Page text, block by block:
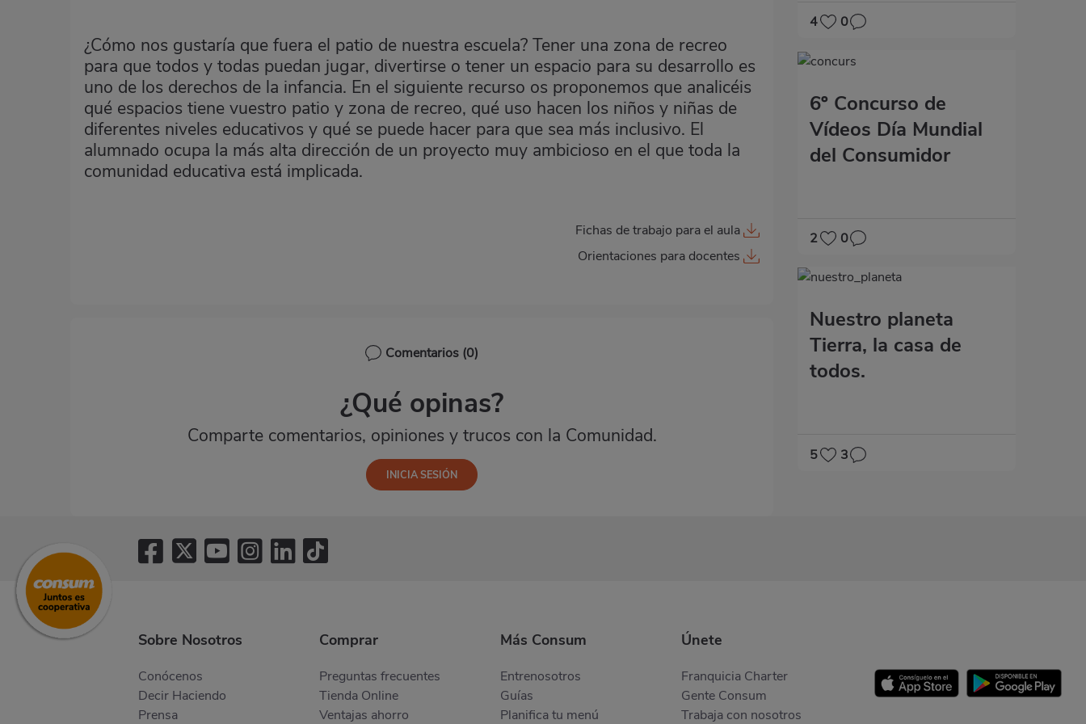
4 0
6º Concurso de
Vídeos Día Mundial
del Consumidor
2 0
Nuestro planeta
Tierra, la casa de
todos.
5 3
¿Cómo nos gustaría que fuera el patio de nuestra escuela? Tener una zona de recreo
para que todos y todas puedan jugar, divertirse o tener un espacio para su desarrollo es
uno de los derechos de la infancia. En el siguiente recurso os proponemos que analicéis
qué espacios tiene vuestro patio y zona de recreo, qué uso hacen los niños y niñas de
diferentes niveles educativos y qué se puede hacer para que sea más inclusivo. El
alumnado ocupa la más alta dirección de un proyecto muy ambicioso en el que toda la
comunidad educativa está implicada.
Fichas de trabajo para el aula
Orientaciones para docentes
Comentarios (0)
¿Qué opinas?
Comparte comentarios, opiniones y trucos con la Comunidad.
Sobre Nosotros
Conócenos
Decir Haciendo
Prensa
Comprar
Preguntas frecuentes
Tienda Online
Ventajas ahorro
Más Consum
Entrenosotros
Guías
Planifica tu menú
Únete
Franquicia Charter
Gente Consum
Trabaja con nosotros